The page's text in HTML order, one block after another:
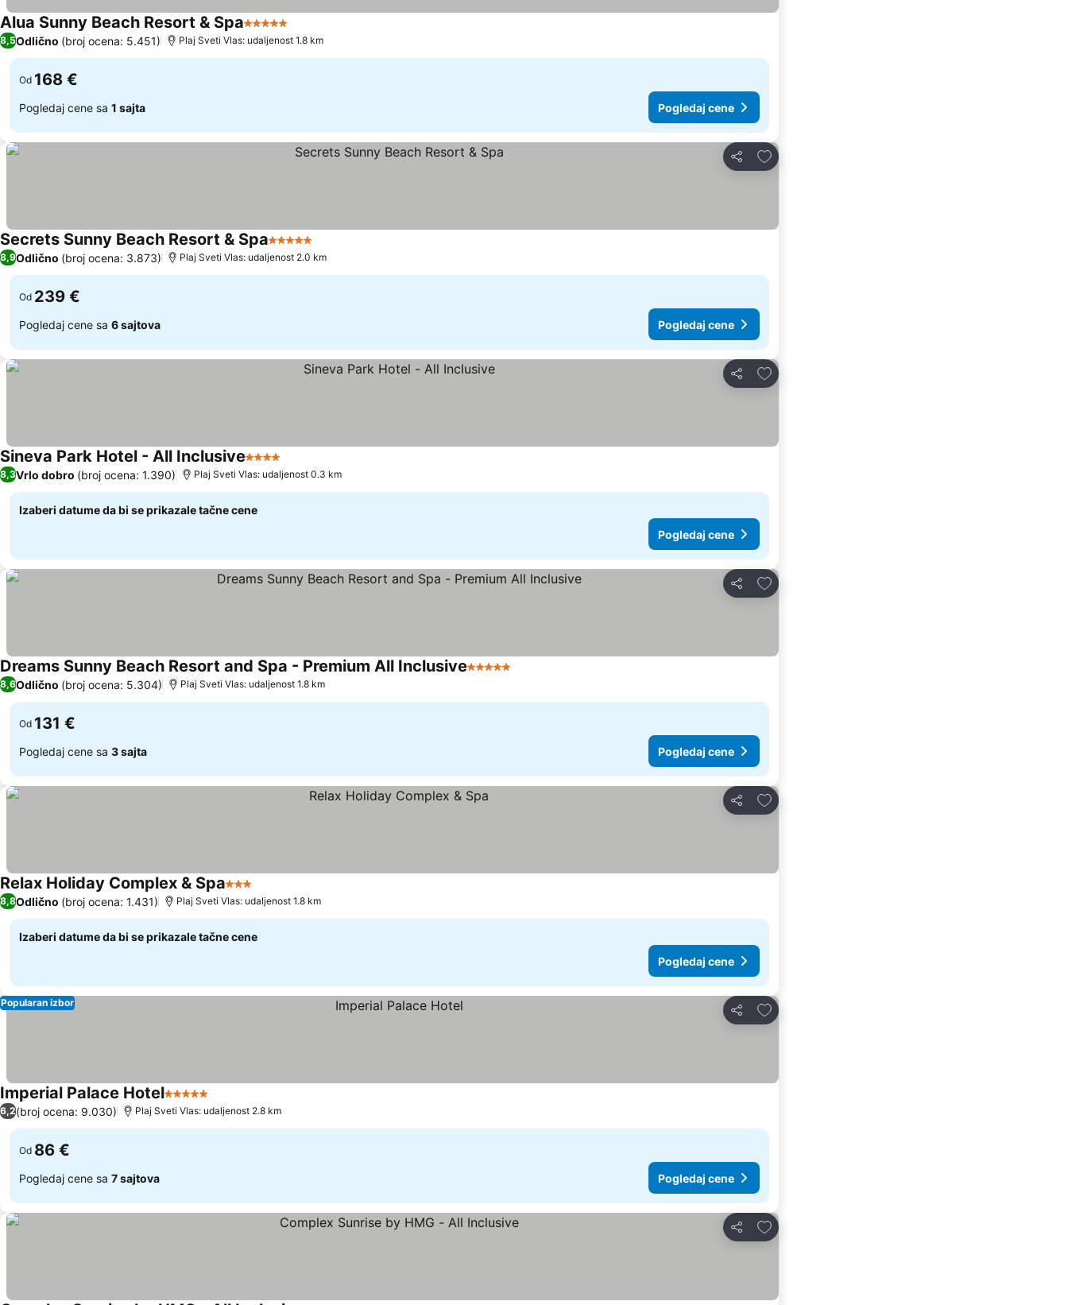
Alua Sunny Beach Resort & Spa5 Zvezdice
8,5Odlično (broj ocena: 5.451) Plaj Sveti Vlas: udaljenost 1.8 km
Od 168 €
Pogledaj cene sa 1 sajta Pogledaj cene
Deli
Dodati u favorite
Secrets Sunny Beach Resort & Spa5 Zvezdice
8,9Odlično (broj ocena: 3.873) Plaj Sveti Vlas: udaljenost 2.0 km
Od 239 €
Pogledaj cene sa 6 sajtova Pogledaj cene
Deli
Dodati u favorite
Sineva Park Hotel - All Inclusive4 Zvezdice
8,3Vrlo dobro (broj ocena: 1.390) Plaj Sveti Vlas: udaljenost 0.3 km
Izaberi datume da bi se prikazale tačne cene
Pogledaj cene
Deli
Dodati u favorite
Dreams Sunny Beach Resort and Spa - Premium All Inclusive5 Zvezdice
8,6Odlično (broj ocena: 5.304) Plaj Sveti Vlas: udaljenost 1.8 km
Od 131 €
Pogledaj cene sa 3 sajta Pogledaj cene
Deli
Dodati u favorite
Relax Holiday Complex & Spa3 Zvezdice
8,8Odlično (broj ocena: 1.431) Plaj Sveti Vlas: udaljenost 1.8 km
Izaberi datume da bi se prikazale tačne cene
Pogledaj cene
Deli
Dodati u favorite
Popularan izbor
Imperial Palace Hotel5 Zvezdice
6,2(broj ocena: 9.030) Plaj Sveti Vlas: udaljenost 2.8 km
Od 86 €
Pogledaj cene sa 7 sajtova Pogledaj cene
Deli
Dodati u favorite